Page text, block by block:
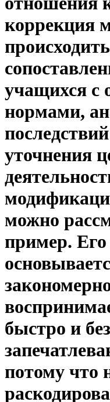
коррекция
учащихся
нормами,
уточнения
можно
пример. Его
быстро и
потому что